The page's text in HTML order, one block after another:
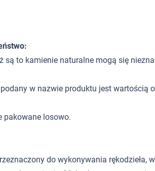
są to kamienie naturalne mogą się
w nazwie produktu jest wartością
pakowane losowo.
do wykonywania